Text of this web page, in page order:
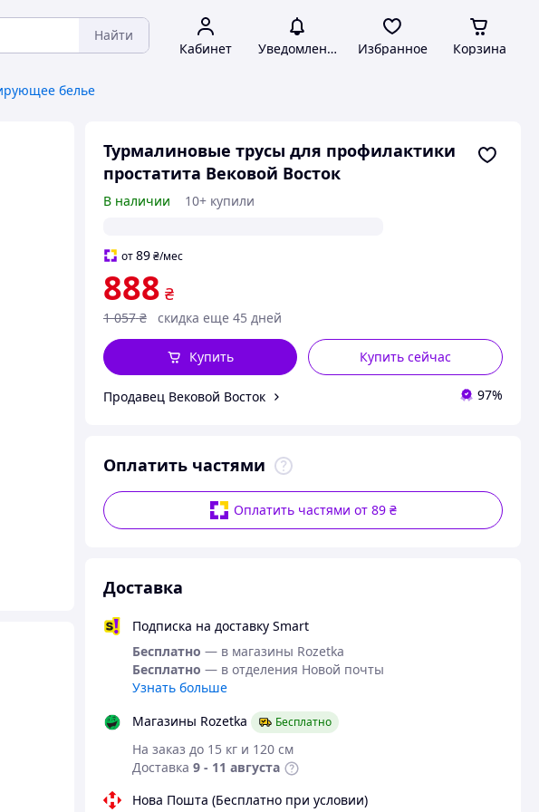
Найти
Кабинет Уведомления Избранное Корзина
белье
Турмалиновые трусы для профилактики
простатита Вековой Восток
В наличии 10+ купили
от89 ₴/мес
888 ₴
1 057 ₴ скидка еще 45 дней
Купить сейчас
Купить
Продавец Вековой Восток 97%
Оплатить частями
Оплатить частями от 89 ₴
Доставка
Подписка на доставку Smart
Бесплатно — в магазины Rozetka
Бесплатно — в отделения Новой почты
Узнать больше
Магазины Rozetka
Бесплатно
На заказ до 15 кг и 120 см
Доставка 9 - 11 августа
Нова Пошта (Бесплатно при условии)